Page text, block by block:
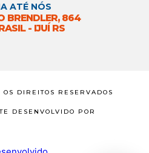
ATÉ NÓS
BRENDLER, 864
- IJUÍ RS
DIREITOS RESERVADOS
DESENVOLVIDO POR